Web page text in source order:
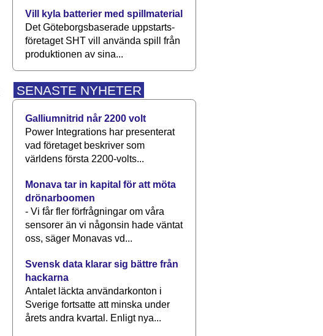
Vill kyla batterier med spillmaterial
Det Göteborgsbaserade upp­starts­
företaget SHT vill använda spill från
produktionen av sina...
SENASTE NYHETER
Galliumnitrid når 2200 volt
Power Integrations har presenterat
vad företaget beskriver som
världens första 2200-volts...
Monava tar in kapital för att möta
drönarboomen
- Vi får fler förfrågningar om våra
sensorer än vi någonsin hade väntat
oss, säger Monavas vd...
Svensk data klarar sig bättre från
hackarna
Antalet läckta användarkonton i
Sverige fortsatte att minska under
årets andra kvartal. Enligt nya...